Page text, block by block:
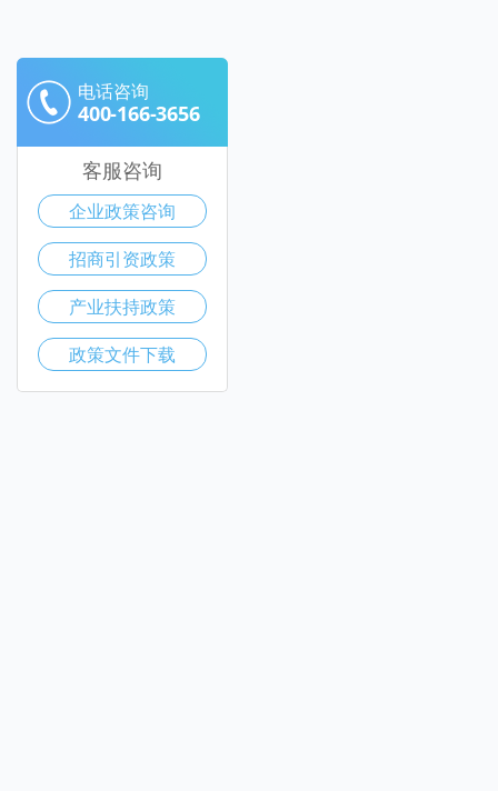
电话咨询
400-166-3656
客服咨询
企业政策咨询
招商引资政策
产业扶持政策
政策文件下载